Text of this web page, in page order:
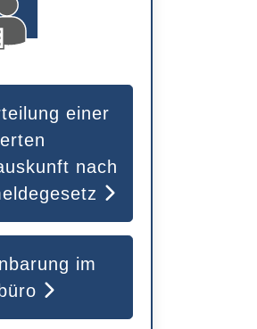
einer
nach
im